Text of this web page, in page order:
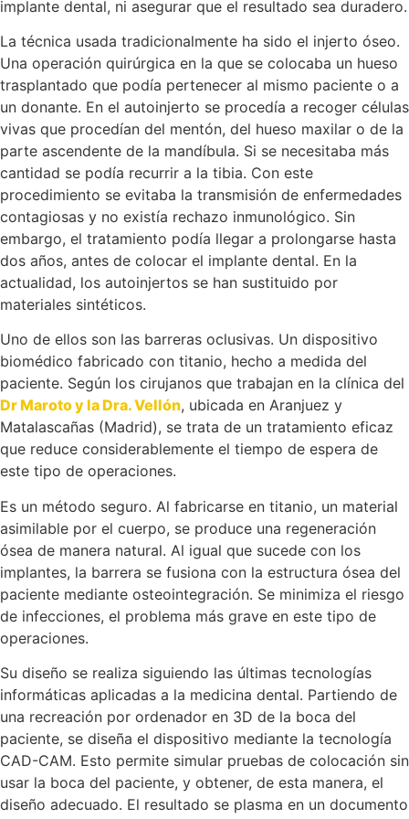
implante dental, ni asegurar que el resultado sea duradero.
La técnica usada tradicionalmente ha sido el injerto óseo.
Una operación quirúrgica en la que se colocaba un hueso
trasplantado que podía pertenecer al mismo paciente o a
un donante. En el autoinjerto se procedía a recoger células
vivas que procedían del mentón, del hueso maxilar o de la
parte ascendente de la mandíbula. Si se necesitaba más
cantidad se podía recurrir a la tibia. Con este
procedimiento se evitaba la transmisión de enfermedades
contagiosas y no existía rechazo inmunológico. Sin
embargo, el tratamiento podía llegar a prolongarse hasta
dos años, antes de colocar el implante dental. En la
actualidad, los autoinjertos se han sustituido por
materiales sintéticos.
Uno de ellos son las barreras oclusivas. Un dispositivo
biomédico fabricado con titanio, hecho a medida del
paciente. Según los cirujanos que trabajan en la clínica del
Dr Maroto y la Dra. Vellón, ubicada en Aranjuez y
Matalascañas (Madrid), se trata de un tratamiento eficaz
que reduce considerablemente el tiempo de espera de
este tipo de operaciones.
Es un método seguro. Al fabricarse en titanio, un material
asimilable por el cuerpo, se produce una regeneración
ósea de manera natural. Al igual que sucede con los
implantes, la barrera se fusiona con la estructura ósea del
paciente mediante osteointegración. Se minimiza el riesgo
de infecciones, el problema más grave en este tipo de
operaciones.
Su diseño se realiza siguiendo las últimas tecnologías
informáticas aplicadas a la medicina dental. Partiendo de
una recreación por ordenador en 3D de la boca del
paciente, se diseña el dispositivo mediante la tecnología
CAD-CAM. Esto permite simular pruebas de colocación sin
usar la boca del paciente, y obtener, de esta manera, el
diseño adecuado. El resultado se plasma en un documento